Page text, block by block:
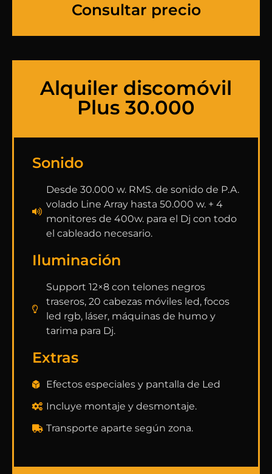
Consultar precio
Alquiler discomóvil
Plus 30.000
Sonido
Desde 30.000 w. RMS. de sonido de P.A.
volado Line Array hasta 50.000 w. + 4
monitores de 400w. para el Dj con todo
el cableado necesario.
Iluminación
Support 12×8 con telones negros
traseros, 20 cabezas móviles led, focos
led rgb, láser, máquinas de humo y
tarima para Dj.
Extras
Efectos especiales y pantalla de Led
Incluye montaje y desmontaje.
Transporte aparte según zona.